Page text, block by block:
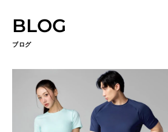
BLOG
ブログ